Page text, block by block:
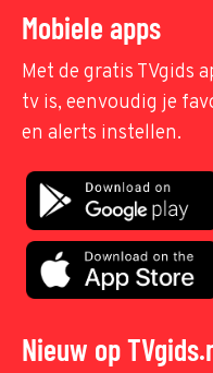
Mobiele apps
Met de gratis TVgids
tv is, eenvoudig je
en alerts instellen.
Nieuw op